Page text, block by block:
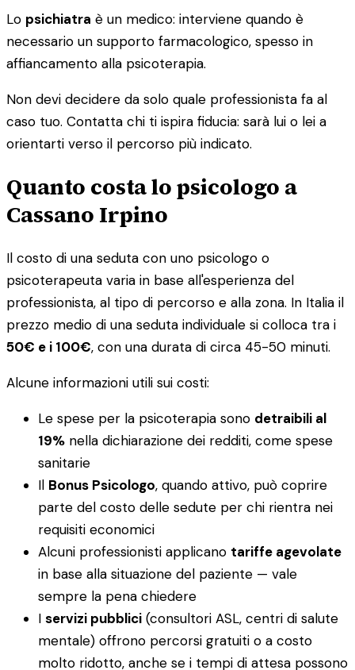
Lo psichiatra è un medico: interviene quando è
necessario un supporto farmacologico, spesso in
affiancamento alla psicoterapia.
Non devi decidere da solo quale professionista fa al
caso tuo. Contatta chi ti ispira fiducia: sarà lui o lei a
orientarti verso il percorso più indicato.
Quanto costa lo psicologo a
Cassano Irpino
Il costo di una seduta con uno psicologo o
psicoterapeuta varia in base all'esperienza del
professionista, al tipo di percorso e alla zona. In Italia il
prezzo medio di una seduta individuale si colloca tra i
50€ e i 100€, con una durata di circa 45-50 minuti.
Alcune informazioni utili sui costi:
Le spese per la psicoterapia sono detraibili al
19% nella dichiarazione dei redditi, come spese
sanitarie
Il Bonus Psicologo, quando attivo, può coprire
parte del costo delle sedute per chi rientra nei
requisiti economici
Alcuni professionisti applicano tariffe agevolate
in base alla situazione del paziente — vale
sempre la pena chiedere
I servizi pubblici (consultori ASL, centri di salute
mentale) offrono percorsi gratuiti o a costo
molto ridotto, anche se i tempi di attesa possono